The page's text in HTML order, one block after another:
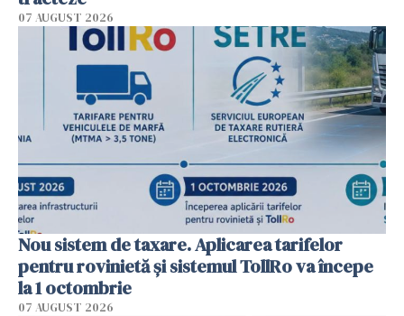
07 AUGUST 2026
Nou sistem de taxare. Aplicarea tarifelor
pentru rovinietă şi sistemul TollRo va începe
la 1 octombrie
07 AUGUST 2026